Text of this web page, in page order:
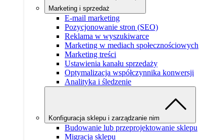
Marketing i sprzedaż
E-mail marketing
Pozycjonowanie stron (SEO)
Reklama w wyszukiwarce
Marketing w mediach społecznościowych
Marketing treści
Ustawienia kanału sprzedaży
Optymalizacja współczynnika konwersji
Analityka i śledzenie
Konfiguracja sklepu i zarządzanie nim
Budowanie lub przeprojektowanie sklepu
Migracja sklepu